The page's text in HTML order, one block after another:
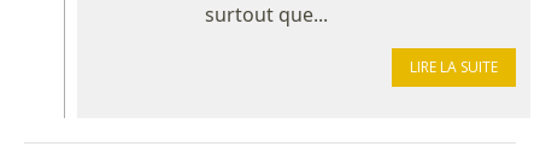
surtout que...
LIRE LA SUITE